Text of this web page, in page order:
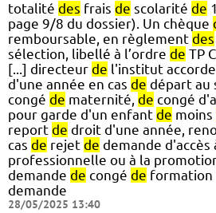
totalité des frais de scolarité de
page 9/8 du dossier). Un chèque
remboursable, en règlement des
sélection, libellé à l’ordre de TP
[...] directeur de l'institut
d'une année en cas de départ au
congé de maternité, de congé
pour garde d'un enfant de moins
report de droit d'une année,
cas de rejet de demande
professionnelle ou à la
demande de congé de formation
demande
28/05/2025 13:40